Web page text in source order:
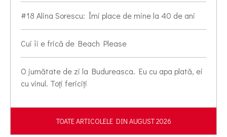
#18 Alina Sorescu: Îmi place de mine la 40 de ani
Cui îi e frică de Beach Please
O jumătate de zi la Budureasca. Eu cu apa plată, ei
cu vinul. Toți fericiți
TOATE ARTICOLELE DIN AUGUST 2026